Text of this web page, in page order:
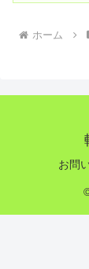
ホーム
お問